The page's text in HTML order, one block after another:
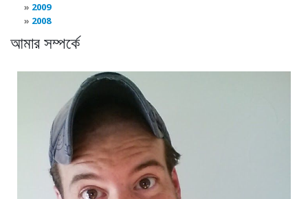
2009
2008
আমার সম্পর্কে